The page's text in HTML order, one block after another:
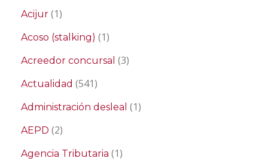
Acijur (1)
Acoso (stalking) (1)
Acreedor concursal (3)
Actualidad (541)
Administración desleal (1)
AEPD (2)
Agencia Tributaria (1)